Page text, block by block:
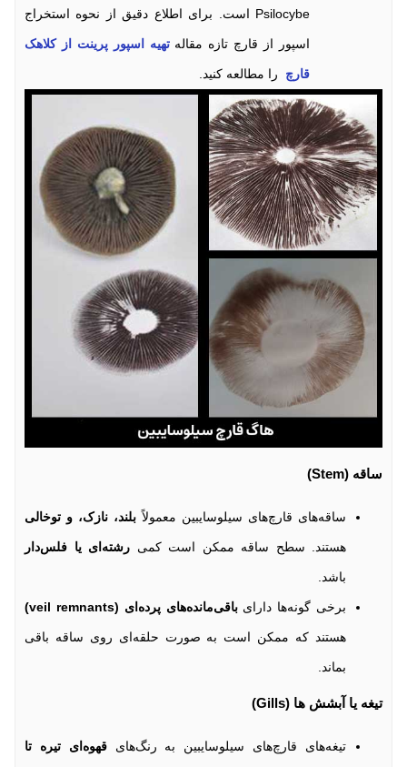
Psilocybe است. برای اطلاع دقیق از نحوه استخراج
اسپور از قارچ تازه مقالهتهیه اسپور پرینت از کلاهک
قارچ را مطالعه کنید.
ساقه (Stem)
ساقه‌های قارچ‌های سیلوسایبین معمولاً بلند، نازک، و توخالی
هستند. سطح ساقه ممکن است کمی رشته‌ای یا فلس‌دار
باشد.
برخی گونه‌ها دارایباقی‌مانده‌های پرده‌ای (veil remnants)
هستند که ممکن است به صورت حلقه‌ای روی ساقه باقی
بماند.
تیغه‌ یا آبشش ها (Gills)
تیغه‌های قارچ‌های سیلوسایبین به رنگ‌هایقهوه‌ای تیره تا